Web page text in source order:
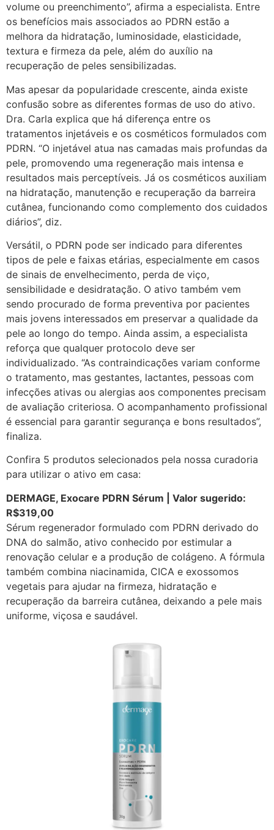
volume ou preenchimento”, afirma a especialista. Entre
os benefícios mais associados ao PDRN estão a
melhora da hidratação, luminosidade, elasticidade,
textura e firmeza da pele, além do auxílio na
recuperação de peles sensibilizadas.
Mas apesar da popularidade crescente, ainda existe
confusão sobre as diferentes formas de uso do ativo.
Dra. Carla explica que há diferença entre os
tratamentos injetáveis e os cosméticos formulados com
PDRN. “O injetável atua nas camadas mais profundas da
pele, promovendo uma regeneração mais intensa e
resultados mais perceptíveis. Já os cosméticos auxiliam
na hidratação, manutenção e recuperação da barreira
cutânea, funcionando como complemento dos cuidados
diários”, diz.
Versátil, o PDRN pode ser indicado para diferentes
tipos de pele e faixas etárias, especialmente em casos
de sinais de envelhecimento, perda de viço,
sensibilidade e desidratação. O ativo também vem
sendo procurado de forma preventiva por pacientes
mais jovens interessados em preservar a qualidade da
pele ao longo do tempo. Ainda assim, a especialista
reforça que qualquer protocolo deve ser
individualizado. “As contraindicações variam conforme
o tratamento, mas gestantes, lactantes, pessoas com
infecções ativas ou alergias aos componentes precisam
de avaliação criteriosa. O acompanhamento profissional
é essencial para garantir segurança e bons resultados”,
finaliza.
Confira 5 produtos selecionados pela nossa curadoria
para utilizar o ativo em casa:
DERMAGE, Exocare PDRN Sérum | Valor sugerido:
R$319,00
Sérum regenerador formulado com PDRN derivado do
DNA do salmão, ativo conhecido por estimular a
renovação celular e a produção de colágeno. A fórmula
também combina niacinamida, CICA e exossomos
vegetais para ajudar na firmeza, hidratação e
recuperação da barreira cutânea, deixando a pele mais
uniforme, viçosa e saudável.